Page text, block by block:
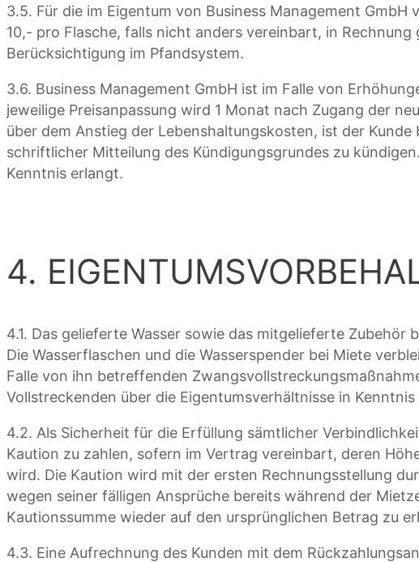
3.5. Für die im Eigentum von Business Management
10,- pro Flasche, falls nicht anders vereinbart, in
Berücksichtigung im Pfandsystem.
3.6. Business Management GmbH ist im Falle von
jeweilige Preisanpassung wird 1 Monat nach Zugang der
über dem Anstieg der Lebenshaltungskosten, ist der
schriftlicher Mitteilung des Kündigungsgrundes zu
Kenntnis erlangt.
4.
4.1. Das gelieferte Wasser sowie das mitgelieferte
Die Wasserflaschen und die Wasserspender bei Miete
Falle von ihn betreffenden
Vollstreckenden über die Eigentumsverhältnisse in Kenntnis
4.2. Als Sicherheit für die Erfüllung sämtlicher
Kaution zu zahlen, sofern im Vertrag vereinbart, deren
wird. Die Kaution wird mit der ersten Rechnungsstellung
wegen seiner fälligen Ansprüche bereits während der
Kautionssumme wieder auf den ursprünglichen Betrag zu
4.3. Eine Aufrechnung des Kunden mit dem